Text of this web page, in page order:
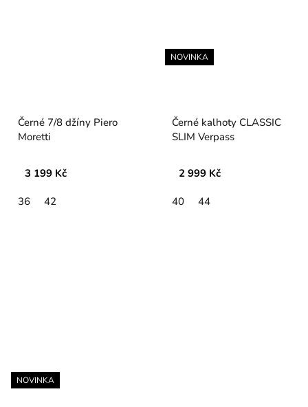
Černé 7/8 džíny Piero
Moretti
3 199 Kč
36 42
NOVINKA
Černé kalhoty CLASSIC
SLIM Verpass
2 999 Kč
40 44
NOVINKA